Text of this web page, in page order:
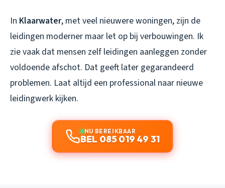
In Klaarwater, met veel nieuwere woningen, zijn de
leidingen moderner maar let op bij verbouwingen. Ik
zie vaak dat mensen zelf leidingen aanleggen zonder
voldoende afschot. Dat geeft later gegarandeerd
problemen. Laat altijd een professional naar nieuwe
leidingwerk kijken.
NU BEREIKBAAR
BEL 085 019 49 31